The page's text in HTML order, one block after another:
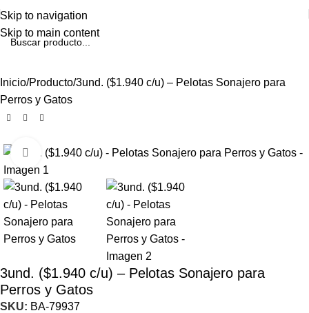
Skip to navigation
Skip to main content
Inicio Producto 3und. ($1.940 c/u) – Pelotas Sonajero para
Perros y Gatos
Click to enlarge
3und. ($1.940 c/u) – Pelotas Sonajero para
Perros y Gatos
SKU: BA-79937